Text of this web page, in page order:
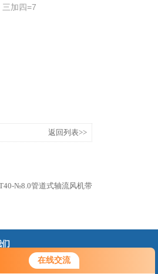
在线交流
加四=7
返回列表>>
№8.0管道式轴流风机带